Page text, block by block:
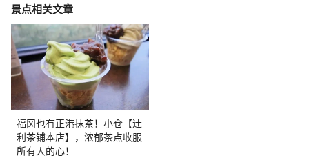
景点相关文章
福冈也有正港抹茶！小仓【辻
利茶铺本店】，浓郁茶点收服
所有人的心！